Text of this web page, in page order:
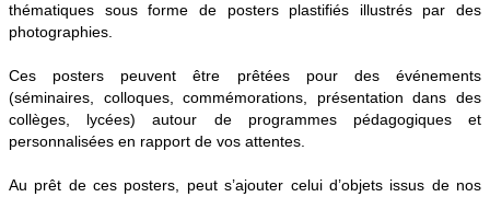
thématiques sous forme de posters plastifiés illustrés par des
photographies.
Ces posters peuvent être prêtées pour des événements
(séminaires, colloques, commémorations, présentation dans des
collèges, lycées) autour de programmes pédagogiques et
personnalisées en rapport de vos attentes.
Au prêt de ces posters, peut s’ajouter celui d’objets issus de nos